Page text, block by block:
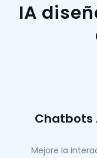
IA
Chatbots
Mejore la